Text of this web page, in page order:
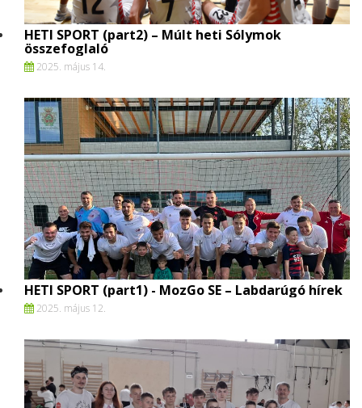
HETI SPORT (part2) – Múlt heti Sólymok
összefoglaló
2025. május 14.
HETI SPORT (part1) - MozGo SE – Labdarúgó hírek
2025. május 12.